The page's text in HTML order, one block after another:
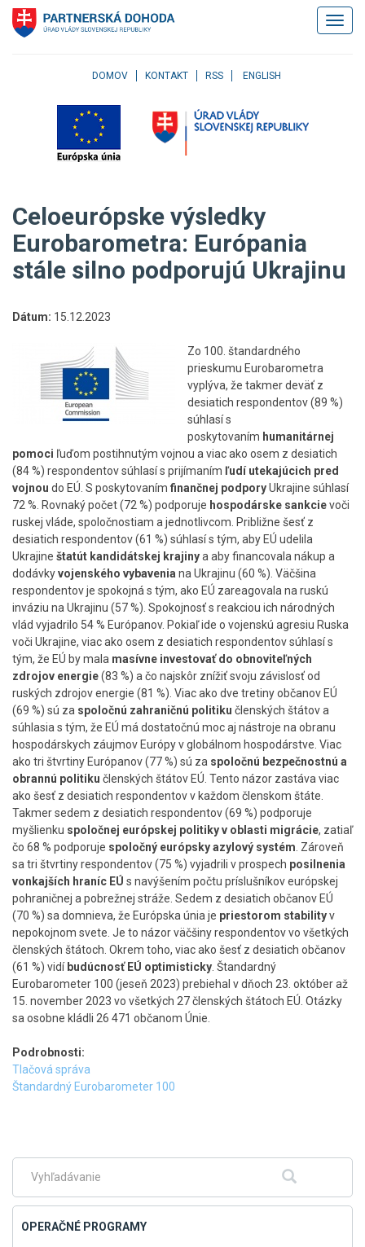
Klávesové
skratky
Skočiť
menu
na
užívateľské
menu
na
DOMOV KONTAKT RSS ENGLISH
Celoeurópske výsledky
Eurobarometra: Európania
stále silno podporujú Ukrajinu
Dátum: 15.12.2023
Zo 100. štandardného
prieskumu Eurobarometra
vyplýva, že takmer deväť z
desiatich respondentov (89 %)
súhlasí s
poskytovaním humanitárnej
pomoci ľuďom postihnutým vojnou a viac ako osem z desiatich
(84 %) respondentov súhlasí s prijímaním ľudí utekajúcich pred
vojnou do EÚ. S poskytovaním finančnej podporyUkrajine súhlasí
72 %. Rovnaký počet (72 %) podporuje hospodárske sankcievoči
ruskej vláde, spoločnostiam a jednotlivcom. Približne šesť z
desiatich respondentov (61 %) súhlasí s tým, aby EÚ udelila
Ukrajine štatút kandidátskej krajinya aby financovala nákup a
dodávkyvojenského vybavenia na Ukrajinu (60 %). Väčšina
respondentov je spokojná s tým, ako EÚ zareagovala na ruskú
inváziu na Ukrajinu (57 %). Spokojnosť s reakciou ich národných
vlád vyjadrilo 54 % Európanov. Pokiaľ ide o vojenskú agresiu Ruska
voči Ukrajine, viac ako osem z desiatich respondentov súhlasí s
tým, že EÚ by mala masívne investovať do obnoviteľných
zdrojov energie(83 %) a čo najskôr znížiť svoju závislosť od
ruských zdrojov energie (81 %). Viac ako dve tretiny občanov EÚ
(69 %) sú za spoločnú zahraničnú politiku členských štátov a
súhlasia s tým, že EÚ má dostatočnú moc aj nástroje na obranu
hospodárskych záujmov Európy v globálnom hospodárstve. Viac
ako tri štvrtiny Európanov (77 %) sú za spoločnú bezpečnostnú a
obrannú politiku členských štátov EÚ. Tento názor zastáva viac
ako šesť z desiatich respondentov v každom členskom štáte.
Takmer sedem z desiatich respondentov (69 %) podporuje
myšlienku spoločnej európskej politiky v oblasti migrácie, zatiaľ
čo 68 % podporuje spoločný európsky azylový systém. Zároveň
sa tri štvrtiny respondentov (75 %) vyjadrili v prospech posilnenia
vonkajších hraníc EÚ s navýšením počtu príslušníkov európskej
pohraničnej a pobrežnej stráže. Sedem z desiatich občanov EÚ
(70 %) sa domnieva, že Európska únia je priestorom stabilityv
nepokojnom svete. Je to názor väčšiny respondentov vo všetkých
členských štátoch. Okrem toho, viac ako šesť z desiatich občanov
(61 %) vidí budúcnosť EÚ optimisticky. Štandardný
Eurobarometer 100 (jeseň 2023) prebiehal v dňoch 23. október až
15. november 2023 vo všetkých 27 členských štátoch EÚ. Otázky
sa osobne kládli 26 471 občanom Únie.
Podrobnosti:
Tlačová správa
Štandardný Eurobarometer 100
hlavné
menu
Fulltextové
Hľadať
OPERAČNÉ PROGRAMY